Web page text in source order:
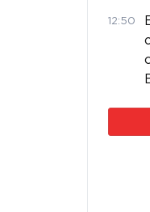
12:50